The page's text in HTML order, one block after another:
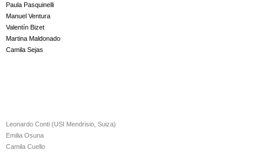
Paula Pasquinelli
Manuel Ventura
Valentín Bizet
Martina Maldonado
Camila Sejas
Leonardo Conti (USI Mendrisio, Suiza)
Emilia Osuna
Camila Cuello